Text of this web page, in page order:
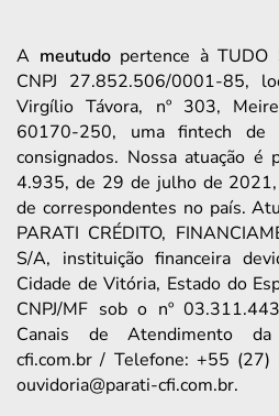
A meutudopertence à TUDO
CNPJ 27.852.506/0001-85,
Virgílio Távora, nº 303,
60170-250, uma fintech de
consignados. Nossa atuação é
4.935, de 29 de julho de 2021,
de correspondentes no país.
PARATI CRÉDITO,
S/A, instituição financeira
Cidade de Vitória, Estado do
CNPJ/MF sob o nº
Canais de Atendimento da
cfi.com.br / Telefone: +55
ouvidoria@parati-cfi.com.br.